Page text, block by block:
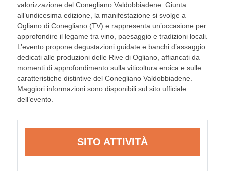
valorizzazione del Conegliano Valdobbiadene. Giunta
all’undicesima edizione, la manifestazione si svolge a
Ogliano di Conegliano (TV) e rappresenta un’occasione per
approfondire il legame tra vino, paesaggio e tradizioni locali.
L’evento propone degustazioni guidate e banchi d’assaggio
dedicati alle produzioni delle Rive di Ogliano, affiancati da
momenti di approfondimento sulla viticoltura eroica e sulle
caratteristiche distintive del Conegliano Valdobbiadene.
Maggiori informazioni sono disponibili sul sito ufficiale
dell’evento.
SITO ATTIVITÀ